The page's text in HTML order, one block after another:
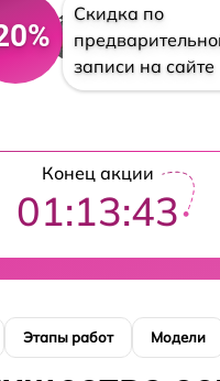
Скидка по
записи на сайте
Конец акции
01:13:42
Этапы работ Модели